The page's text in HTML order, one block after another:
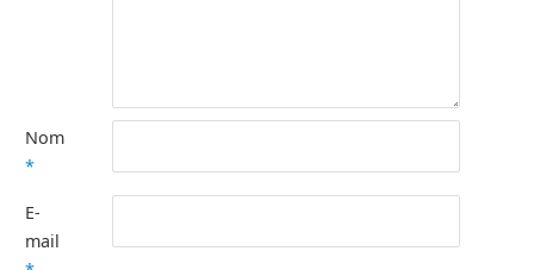
Nom
*
E-
mail